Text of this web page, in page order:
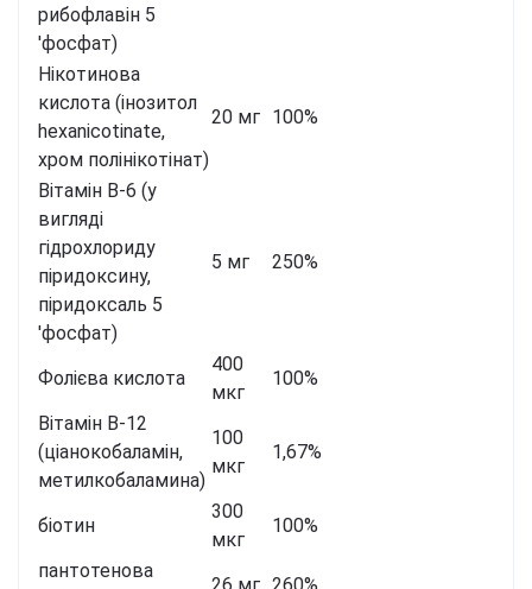
рибофлавін 5
'фосфат)
Нікотинова
кислота (інозитол
hexanicotinate,
хром полінікотінат)
20 мг 100%
Вітамін B-6 (у
вигляді
гідрохлориду
піридоксину,
піридоксаль 5
'фосфат)
5 мг 250%
Фолієва кислота
400
мкг
100%
Вітамін B-12
(ціанокобаламін,
метилкобаламина)
100
мкг
1,67%
біотин
300
мкг
100%
пантотенова